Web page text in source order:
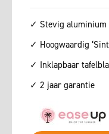
✓ Stevig aluminium
✓ Hoogwaardig
✓ Inklapbaar
✓ 2 jaar garantie